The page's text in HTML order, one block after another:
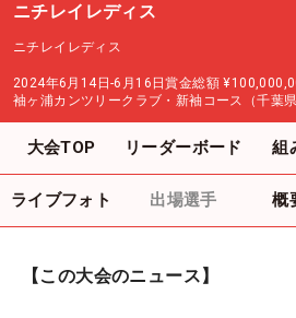
ニチレイレディス
ニチレイレディス
2024年6月14日-6月16日賞金総額
袖ヶ浦カンツリークラブ・新袖コース（千葉県
大会TOP リーダーボード 組
ライブフォト 出場選手 概
【この大会のニュース】